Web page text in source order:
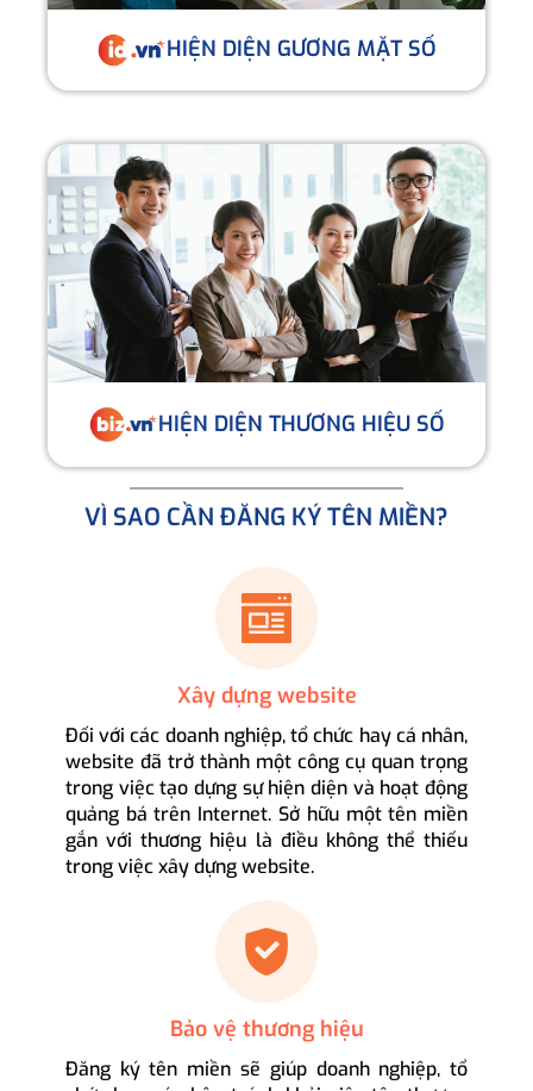
HIỆN DIỆN GƯƠNG MẶT SỐ
HIỆN DIỆN THƯƠNG HIỆU SỐ
VÌ SAO CẦN ĐĂNG KÝ TÊN MIỀN?
Xây dựng website
Đối với các doanh nghiệp, tổ chức hay cá nhân,
website đã trở thành một công cụ quan trọng
trong việc tạo dựng sự hiện diện và hoạt động
quảng bá trên Internet. Sở hữu một tên miền
gắn với thương hiệu là điều không thể thiếu
trong việc xây dựng website.
Bảo vệ thương hiệu
Đăng ký tên miền sẽ giúp doanh nghiệp, tổ